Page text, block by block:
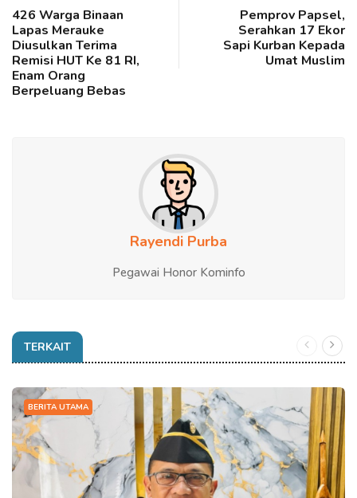
426 Warga Binaan
Lapas Merauke
Diusulkan Terima
Remisi HUT Ke 81 RI,
Enam Orang
Berpeluang Bebas
Pemprov Papsel,
Serahkan 17 Ekor
Sapi Kurban Kepada
Umat Muslim
Rayendi Purba
Pegawai Honor Kominfo
TERKAIT
BERITA UTAMA